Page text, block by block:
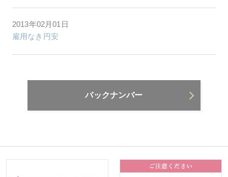
2013年02月01日
雇用なき円安
バックナンバー